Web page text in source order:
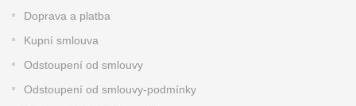
Doprava a platba
Kupní smlouva
Odstoupení od smlouvy
Odstoupení od smlouvy-podmínky